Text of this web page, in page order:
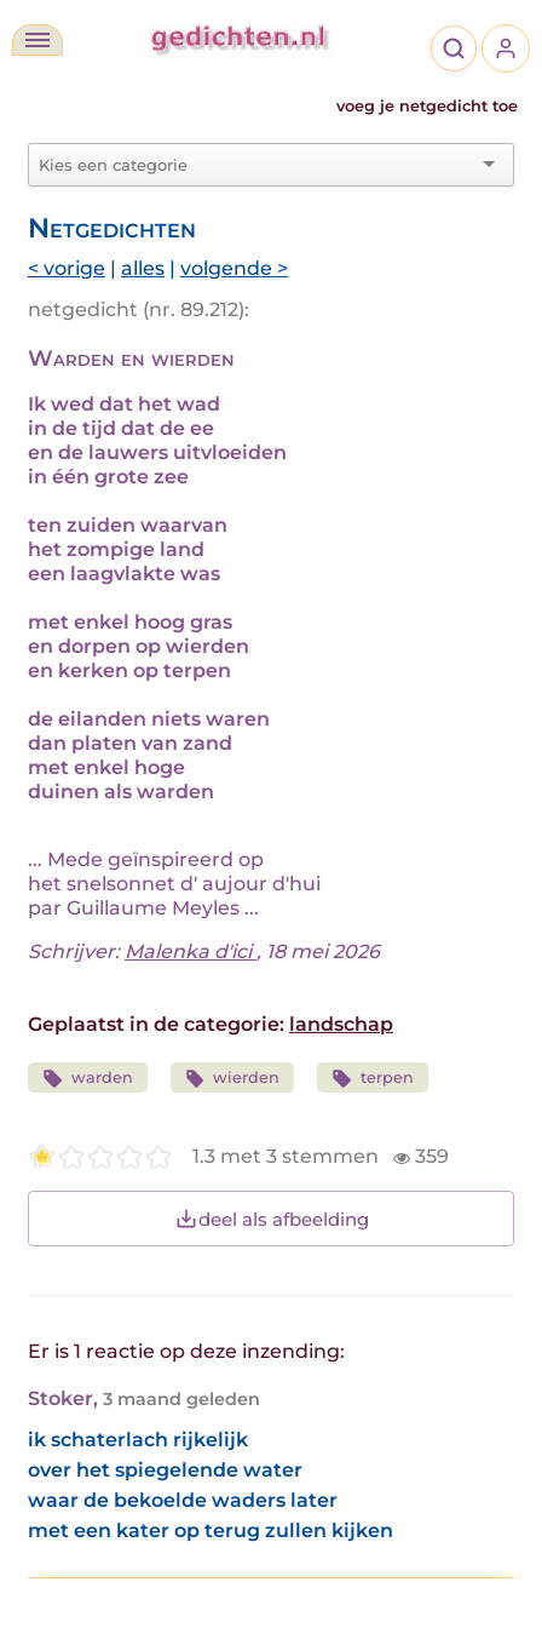
voeg je netgedicht toe
Netgedichten
< vorige | alles | volgende >
netgedicht (nr. 89.212):
Warden en wierden
Ik wed dat het wad
in de tijd dat de ee
en de lauwers uitvloeiden
in één grote zee
ten zuiden waarvan
het zompige land
een laagvlakte was
met enkel hoog gras
en dorpen op wierden
en kerken op terpen
de eilanden niets waren
dan platen van zand
met enkel hoge
duinen als warden
... Mede geïnspireerd op
het snelsonnet d' aujour d'hui
par Guillaume Meyles ...
Schrijver: Malenka d'ici, 18 mei 2026
Geplaatst in de categorie: landschap
warden wierden terpen
1.3 met 3 stemmen 359
deel als afbeelding
Er is 1 reactie op deze inzending:
Stoker, 3 maand geleden
ik schaterlach rijkelijk
over het spiegelende water
waar de bekoelde waders later
met een kater op terug zullen kijken